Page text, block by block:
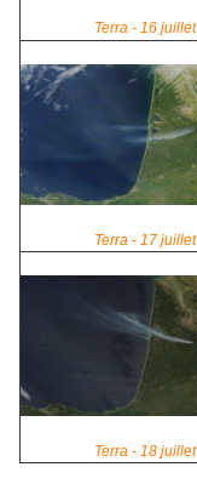
Terra - 16 juillet
Terra - 17 juillet
Terra - 18 juillet